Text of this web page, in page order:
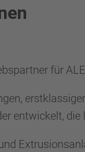
für
entwickelt,